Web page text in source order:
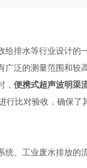
排水等行业设计
泛的测量范围和
， 便携式超声波明渠
比对验收，确保了
、工业废水排放的